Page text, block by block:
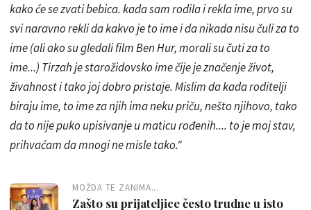
kako će se zvati bebica. kada sam rodila i rekla ime, prvo su
svi naravno rekli da kakvo je to ime i da nikada nisu čuli za to
ime (ali ako su gledali film Ben Hur, morali su čuti za to
ime...) Tirzah je starožidovsko ime čije je značenje život,
živahnost i tako joj dobro pristaje. Mislim da kada roditelji
biraju ime, to ime za njih ima neku priču, nešto njihovo, tako
da to nije puko upisivanje u maticu rođenih.... to je moj stav,
prihvaćam da mnogi ne misle tako."
MOŽDA TE ZANIMA...
Zašto su prijateljice često trudne u isto